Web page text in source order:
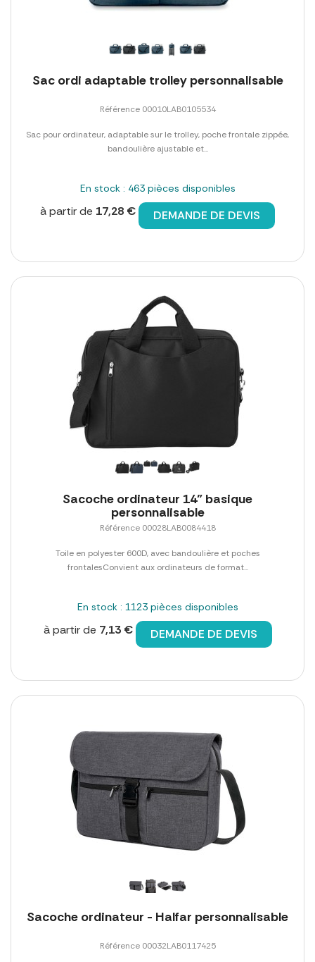
Sac ordi adaptable trolley personnalisable
Référence 00010LAB0105534
Sac pour ordinateur, adaptable sur le trolley, poche frontale zippée,
bandoulière ajustable et...
En stock : 463 pièces disponibles
à partir de 17,28 € DEMANDE DE DEVIS
Sacoche ordinateur 14" basique
personnalisable
Référence 00028LAB0084418
Toile en polyester 600D, avec bandoulière et poches
frontalesConvient aux ordinateurs de format...
En stock : 1123 pièces disponibles
à partir de 7,13 € DEMANDE DE DEVIS
Sacoche ordinateur - Halfar personnalisable
Référence 00032LAB0117425